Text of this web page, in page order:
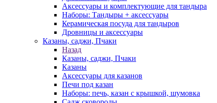
Аксессуары и комплектующие для тандыра
Наборы: Тандыры + аксессуары
Керамическая посуда для тандыров
Дровницы и аксессуары
Казаны, саджи, Пчаки
Назад
Казаны, саджи, Пчаки
Казаны
Аксессуары для казанов
Печи под казан
Наборы: печь, казан с крышкой, шумовка